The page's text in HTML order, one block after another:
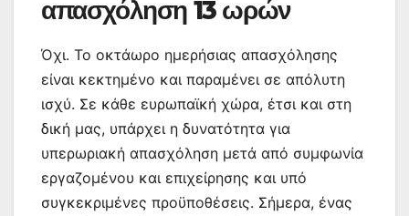
απασχόληση 13 ωρών
Όχι. Το οκτάωρο ημερήσιας απασχόλησης
είναι κεκτημένο και παραμένει σε απόλυτη
ισχύ. Σε κάθε ευρωπαϊκή χώρα, έτσι και στη
δική μας, υπάρχει η δυνατότητα για
υπερωριακή απασχόληση μετά από συμφωνία
εργαζομένου και επιχείρησης και υπό
συγκεκριμένες προϋποθέσεις. Σήμερα, ένας